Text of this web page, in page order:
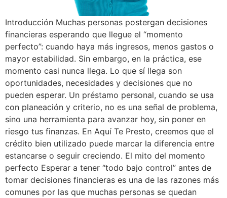
Introducción Muchas personas postergan decisiones
financieras esperando que llegue el “momento
perfecto”: cuando haya más ingresos, menos gastos o
mayor estabilidad. Sin embargo, en la práctica, ese
momento casi nunca llega. Lo que sí llega son
oportunidades, necesidades y decisiones que no
pueden esperar. Un préstamo personal, cuando se usa
con planeación y criterio, no es una señal de problema,
sino una herramienta para avanzar hoy, sin poner en
riesgo tus finanzas. En Aquí Te Presto, creemos que el
crédito bien utilizado puede marcar la diferencia entre
estancarse o seguir creciendo. El mito del momento
perfecto Esperar a tener “todo bajo control” antes de
tomar decisiones financieras es una de las razones más
comunes por las que muchas personas se quedan